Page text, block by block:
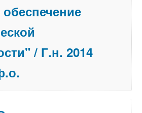
/ Г.н. 2014